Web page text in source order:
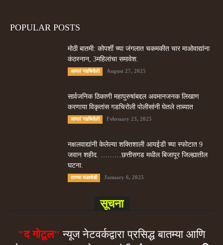
POPULAR POSTS
मोठी बातमी: कोपर्शी च्या जंगलात चकमकीत चार माओवाद्यांना
कंठस्नान, 3महिलांचा समावेश.
आपलं गडचिरोली August 27, 2025
सार्वजनिक ठिकाणी महापुरुषांबद्दल अवमानजनक लिखाण
करणा­या विकृतांस गडचिरोली पोलीसांनी घेतले ताब्यात
आपलं गडचिरोली February 23, 2025
नक्षलवाद्यांनी केलेल्या शक्तिशाली आयईडी च्या स्फोटात 9
जवान शहीद. ………छत्तीसगड मधील बिजापूर जिल्ह्यातील
घटना.
ताज्या घडामोडी January 6, 2025
सूचना
"द गोटूल" न्यूज नेटवर्कद्वारा प्रसिद्ध बातम्या आणि